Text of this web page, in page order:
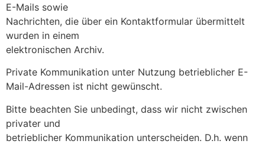
E-Mails sowie
Nachrichten, die über ein Kontaktformular übermittelt
wurden in einem
elektronischen Archiv.
Private Kommunikation unter Nutzung betrieblicher E-
Mail-Adressen ist nicht gewünscht.
Bitte beachten Sie unbedingt, dass wir nicht zwischen
privater und
betrieblicher Kommunikation unterscheiden. D.h. wenn